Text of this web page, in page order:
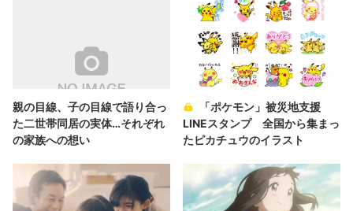
親の目線、子の目線で語り合っ
た二世帯同居の実体…それぞれ
の家族への想い
「ポケモン」被災地支援
LINEスタンプ 全国から集まっ
たピカチュウのイラスト